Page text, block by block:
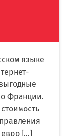
языке
Франции.
евро […]